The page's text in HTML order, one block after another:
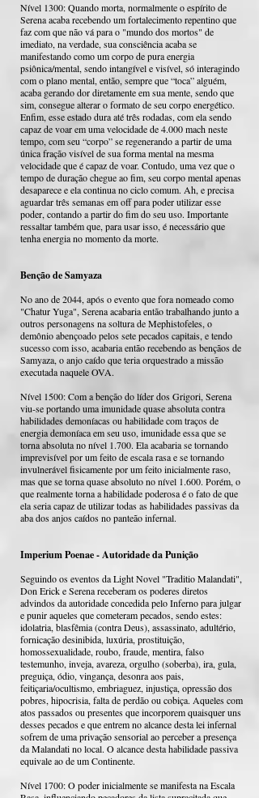
Nível 1300: Quando morta, normalmente o espírito de
Serena acaba recebendo um fortalecimento repentino que
faz com que não vá para o "mundo dos mortos" de
imediato, na verdade, sua consciência acaba se
manifestando como um corpo de pura energia
psiônica/mental, sendo intangível e visível, só interagindo
com o plano mental, então, sempre que “toca” alguém,
acaba gerando dor diretamente em sua mente, sendo que
sim, consegue alterar o formato de seu corpo energético.
Enfim, esse estado dura até três rodadas, com ela sendo
capaz de voar em uma velocidade de 4.000 mach neste
tempo, com seu “corpo” se regenerando a partir de uma
única fração visível de sua forma mental na mesma
velocidade que é capaz de voar. Contudo, uma vez que o
tempo de duração chegue ao fim, seu corpo mental apenas
desaparece e ela continua no ciclo comum. Ah, e precisa
aguardar três semanas em off para poder utilizar esse
poder, contando a partir do fim do seu uso. Importante
ressaltar também que, para usar isso, é necessário que
tenha energia no momento da morte.
Benção de Samyaza
No ano de 2044, após o evento que fora nomeado como
"Chatur Yuga", Serena acabaria então trabalhando junto a
outros personagens na soltura de Mephistofeles, o
demônio abençoado pelos sete pecados capitais, e tendo
sucesso com isso, acabaria então recebendo as bençãos de
Samyaza, o anjo caído que teria orquestrado a missão
executada naquele OVA.
Nível 1500: Com a benção do líder dos Grigori, Serena
viu-se portando uma imunidade quase absoluta contra
habilidades demoníacas ou habilidade com traços de
energia demoníaca em seu uso, imunidade essa que se
torna absoluta no nível 1.700. Ela acabaria se tornando
imprevisível por um feito de escala rasa e se tornando
invulnerável fisicamente por um feito inicialmente raso,
mas que se torna quase absoluto no nível 1.600. Porém, o
que realmente torna a habilidade poderosa é o fato de que
ela seria capaz de utilizar todas as habilidades passivas da
aba dos anjos caídos no panteão infernal.
Imperium Poenae - Autoridade da Punição
Seguindo os eventos da Light Novel "Traditio Malandati",
Don Erick e Serena receberam os poderes diretos
advindos da autoridade concedida pelo Inferno para julgar
e punir aqueles que cometeram pecados, sendo estes:
idolatria, blasfêmia (contra Deus), assassinato, adultério,
fornicação desinibida, luxúria, prostituição,
homossexualidade, roubo, fraude, mentira, falso
testemunho, inveja, avareza, orgulho (soberba), ira, gula,
preguiça, ódio, vingança, desonra aos pais,
feitiçaria/ocultismo, embriaguez, injustiça, opressão dos
pobres, hipocrisia, falta de perdão ou cobiça. Aqueles com
atos passados ou presentes que incorporem quaisquer uns
desses pecados e que entrem no alcance desta lei infernal
sofrem de uma privação sensorial ao perceber a presença
da Malandati no local. O alcance desta habilidade passiva
equivale ao de um Continente.
Nível 1700: O poder inicialmente se manifesta na Escala